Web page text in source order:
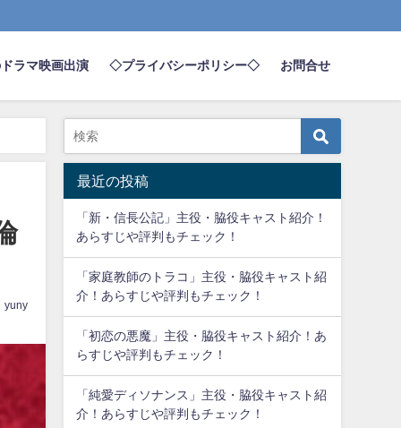
ラマ映画出演 ◇プライバシーポリシー◇ お問合せ
yuny
最近の投稿
「新・信長公記」主役・脇役キャスト紹介！
あらすじや評判もチェック！
「家庭教師のトラコ」主役・脇役キャスト紹
介！あらすじや評判もチェック！
「初恋の悪魔」主役・脇役キャスト紹介！あ
らすじや評判もチェック！
「純愛ディソナンス」主役・脇役キャスト紹
介！あらすじや評判もチェック！